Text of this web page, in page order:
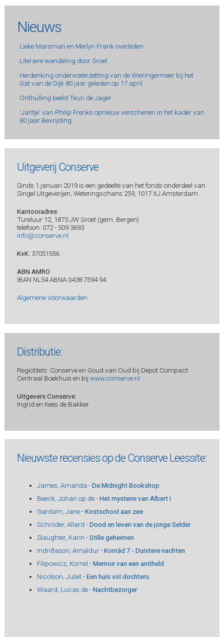
Nieuws
Lieke Marsman en Merlyn Frank overleden
Literaire wandeling door Groet
Herdenking onderwaterzetting van de Wieringermeer bij het
Gat van de Dijk 80 jaar geleden op 17 april
Onthulling beeld Teun de Jager
'Jantje' van Philip Freriks opnieuw verschenen in het kader van
80 jaar Bevrijding
Uitgeverij Conserve
Sinds 1 januari 2019 is een gedeelte van het fonds onderdeel van
Singel Uitgeverijen, Weteringschans 259, 1017 XJ Amsterdam.
Kantooradres:
Tureluur 12, 1873 JW Groet (gem. Bergen)
telefoon: 072 - 509 3693
info@conserve.nl
KvK: 37051556
ABN AMRO
IBAN NL54 ABNA 0438 7594 94
Algemene Voorwaarden
Distributie:
Regiotitels: Conserve en Goud van Oud bij Depot Compact
Centraal Boekhuis en bij www.conserve.nl
Uitgevers Conserve:
Ingrid en Kees de Bakker
Nieuwste recensies op de Conserve Leessite:
James, Amanda -De Midnight Bookshop
Beeck, Johan op de -Het mysterie van Albert I
Gardam, Jane -Kostschool aan zee
Schröder, Allard -Dood en leven van de jonge Selder
Slaughter, Karin -Stille geheimen
Indriðason, Arnaldur -Konrád 7 - Duistere nachten
Filipowicz, Kornel -Memoir van een antiheld
Nicolson, Juliet -Een huis vol dochters
Waard, Lucas de -Nachtbezorger